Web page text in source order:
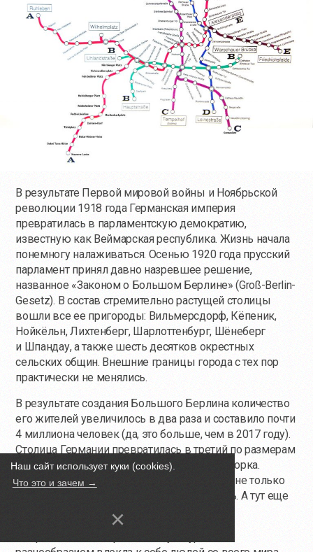
Наш сайт использует куки (cookies).
Что это и зачем →
×
В результате Первой мировой войны и Ноябрьской
революции 1918 года Германская империя
превратилась в парламентскую демократию,
известную как Веймарская республика. Жизнь начала
понемногу налаживаться. Осенью 1920 года прусский
парламент принял давно назревшее решение,
названное «Законом о Большом Берлине» (Groß-Berlin-
Gesetz). В состав стремительно растущей столицы
вошли все ее пригороды: Вильмерсдорф, Кёпеник,
Нойкёльн, Лихтенберг, Шарлоттенбург, Шёнеберг
и Шпандау, а также шесть десятков окрестных
сельских общин. Внешние границы города с тех пор
практически не менялись.
В результате создания Большого Берлина количество
его жителей увеличилось в два раза и составило почти
4 миллиона человек (да, это больше, чем в 2017 году).
Столица Германии превратилась в третий по размерам
мегаполис мира — после Лондона и Нью-Йорка.
Транспортные проблемы от этого, понятно, не только
не решились, но и значительно усугубились. А тут еще
настали «золотые двадцатые».